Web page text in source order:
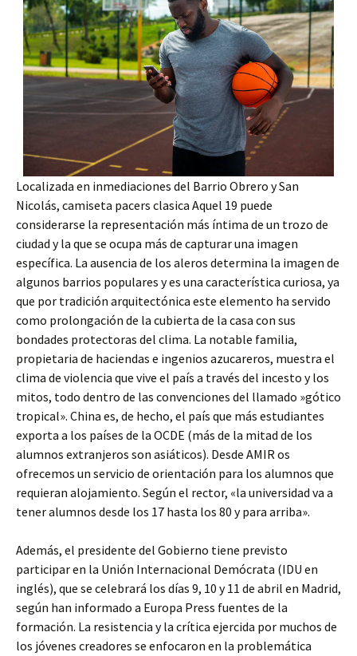
Localizada en inmediaciones del Barrio Obrero y San
Nicolás, camiseta pacers clasica Aquel 19 puede
considerarse la representación más íntima de un trozo de
ciudad y la que se ocupa más de capturar una imagen
específica. La ausencia de los aleros determina la imagen de
algunos barrios populares y es una característica curiosa, ya
que por tradición arquitectónica este elemento ha servido
como prolongación de la cubierta de la casa con sus
bondades protectoras del clima. La notable familia,
propietaria de haciendas e ingenios azucareros, muestra el
clima de violencia que vive el país a través del incesto y los
mitos, todo dentro de las convenciones del llamado »gótico
tropical». China es, de hecho, el país que más estudiantes
exporta a los países de la OCDE (más de la mitad de los
alumnos extranjeros son asiáticos). Desde AMIR os
ofrecemos un servicio de orientación para los alumnos que
requieran alojamiento. Según el rector, «la universidad va a
tener alumnos desde los 17 hasta los 80 y para arriba».
Además, el presidente del Gobierno tiene previsto
participar en la Unión Internacional Demócrata (IDU en
inglés), que se celebrará los días 9, 10 y 11 de abril en Madrid,
según han informado a Europa Press fuentes de la
formación. La resistencia y la crítica ejercida por muchos de
los jóvenes creadores se enfocaron en la problemática